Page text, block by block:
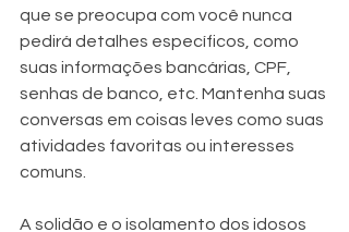
que se preocupa com você nunca
pedirá detalhes específicos, como
suas informações bancárias, CPF,
senhas de banco, etc. Mantenha suas
conversas em coisas leves como suas
atividades favoritas ou interesses
comuns.
A solidão e o isolamento dos idosos